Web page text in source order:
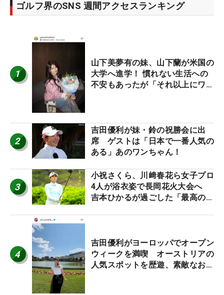
ゴルフ界のSNS 週間アクセスランキング
1
山下美夢有の妹、山下蘭が米国の
大学へ進学！ 慣れない生活への
不安もあったが「それ以上にワク
2
吉田優利が妹・鈴の祝勝会に出
席 ゲストは「日本で一番人気の
ある」あのワンちゃん！
3
小祝さくら、川﨑春花ら女子プロ
4人が浴衣姿で長岡花火大会へ
吉本ひかるが過ごした「最高の夏
4
吉田優利がヨーロッパでオープン
ウィークを満喫 オーストリアの
人気スポットを歴遊、素敵なお土